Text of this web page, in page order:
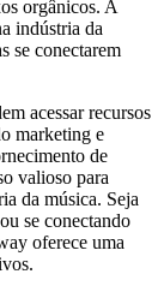
orgânicos. A
indústria da
se conectarem
acessar recursos
marketing e
de
valioso para
da música. Seja
se conectando
oferece uma